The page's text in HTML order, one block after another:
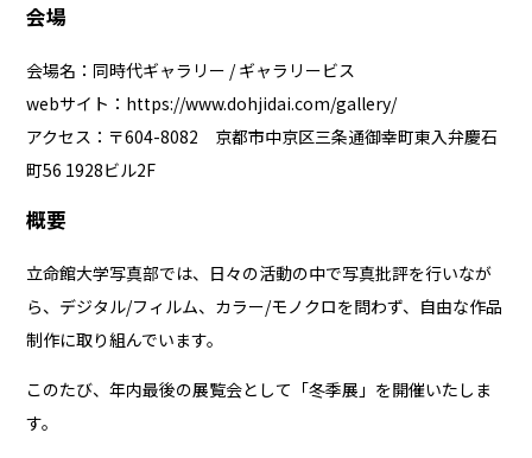
会場
会場名：同時代ギャラリー / ギャラリービス
webサイト： https://www.dohjidai.com/gallery/
アクセス：〒604-8082 京都市中京区三条通御幸町東入弁慶石
町56 1928ビル2F
概要
立命館大学写真部では、日々の活動の中で写真批評を行いなが
ら、デジタル/フィルム、カラー/モノクロを問わず、自由な作品
制作に取り組んでいます。
このたび、年内最後の展覧会として「冬季展」を開催いたしま
す。